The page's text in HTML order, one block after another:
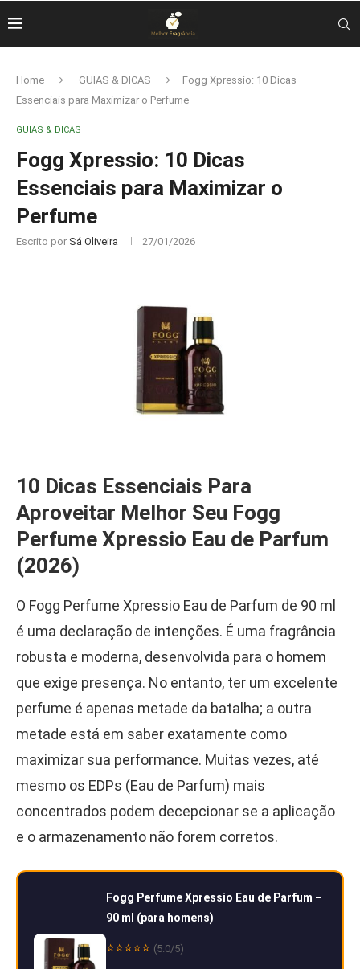
Home GUIAS & DICAS
Fogg Xpressio: 10 Dicas
Essenciais para Maximizar o Perfume
GUIAS & DICAS
Fogg Xpressio: 10 Dicas
Essenciais para Maximizar o
Perfume
Escrito por Sá Oliveira 27/01/2026
10 Dicas Essenciais Para
Aproveitar Melhor Seu Fogg
Perfume Xpressio Eau de Parfum
(2026)
O Fogg Perfume Xpressio Eau de Parfum de 90 ml
é uma declaração de intenções. É uma fragrância
robusta e moderna, desenvolvida para o homem
que exige presença. No entanto, ter um excelente
perfume é apenas metade da batalha; a outra
metade está em saber exatamente como
maximizar sua performance. Muitas vezes, até
mesmo os EDPs (Eau de Parfum) mais
concentrados podem decepcionar se a aplicação
e o armazenamento não forem corretos.
Fogg Perfume Xpressio Eau de Parfum –
90 ml (para homens)
⭐⭐⭐⭐⭐ (5.0/5)